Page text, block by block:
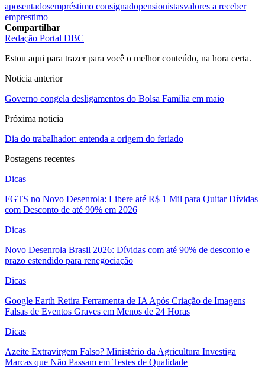
aposentadosempréstimo consignadopensionistasvalores a receber
emprestimo
Compartilhar
Redação Portal DBC
Estou aqui para trazer para você o melhor conteúdo, na hora certa.
Noticia anterior
Governo congela desligamentos do Bolsa Família em maio
Próxima noticia
Dia do trabalhador: entenda a origem do feriado
Postagens recentes
Dicas
FGTS no Novo Desenrola: Libere até R$ 1 Mil para Quitar Dívidas
com Desconto de até 90% em 2026
Dicas
Novo Desenrola Brasil 2026: Dívidas com até 90% de desconto e
prazo estendido para renegociação
Dicas
Google Earth Retira Ferramenta de IA Após Criação de Imagens
Falsas de Eventos Graves em Menos de 24 Horas
Dicas
Azeite Extravirgem Falso? Ministério da Agricultura Investiga
Marcas que Não Passam em Testes de Qualidade